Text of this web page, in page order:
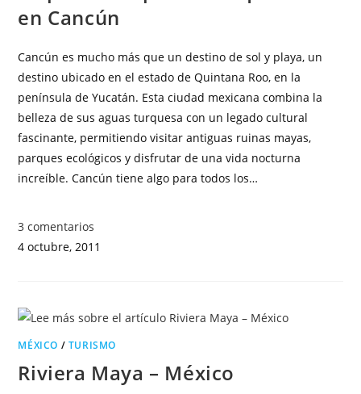
en Cancún
Cancún es mucho más que un destino de sol y playa, un
destino ubicado en el estado de Quintana Roo, en la
península de Yucatán. Esta ciudad mexicana combina la
belleza de sus aguas turquesa con un legado cultural
fascinante, permitiendo visitar antiguas ruinas mayas,
parques ecológicos y disfrutar de una vida nocturna
increíble. Cancún tiene algo para todos los…
3 comentarios
4 octubre, 2011
MÉXICO / TURISMO
Riviera Maya – México